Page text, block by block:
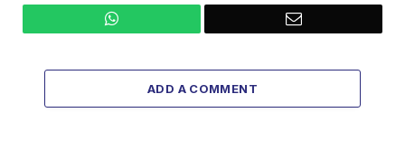
WhatsApp Email
ADD A COMMENT